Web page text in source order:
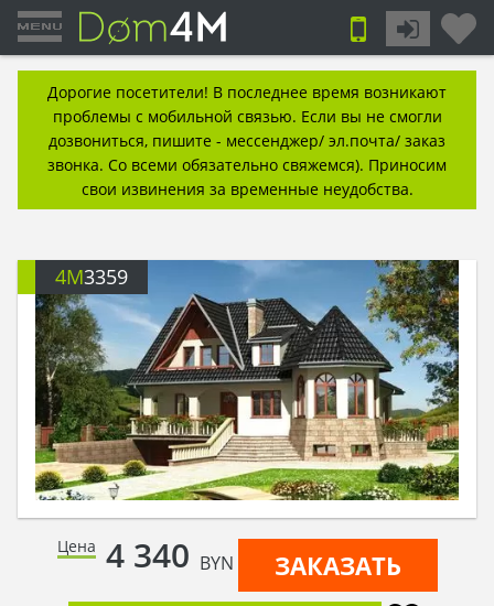
Дорогие посетители! В последнее время возникают
проблемы с мобильной связью. Если вы не смогли
дозвониться, пишите - мессенджер/ эл.почта/ заказ
звонка. Со всеми обязательно свяжемся). Приносим
свои извинения за временные неудобства.
4M3359
Цена 4 340 BYN
ЗАКАЗАТЬ